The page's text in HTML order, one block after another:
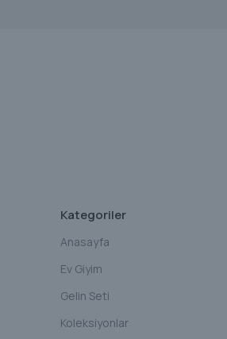
Kategoriler
Anasayfa
Ev Giyim
Gelin Seti
Koleksiyonlar